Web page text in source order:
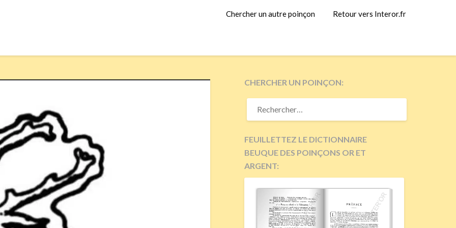
Chercher un autre poinçon Retour vers Interor.fr
CHERCHER UN POINÇON:
RECHERCHER :
FEUILLETTEZ LE DICTIONNAIRE
BEUQUE DES POINÇONS OR ET
ARGENT: